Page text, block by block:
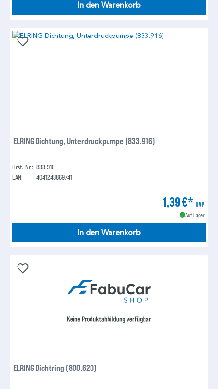
In den Warenkorb
ELRING Dichtung, Unterdruckpumpe (833.916)
Hrst.-Nr.: 833.916
EAN:
4041248869741
1,39 €* UVP
Auf Lager
In den Warenkorb
ELRING Dichtring (800.620)